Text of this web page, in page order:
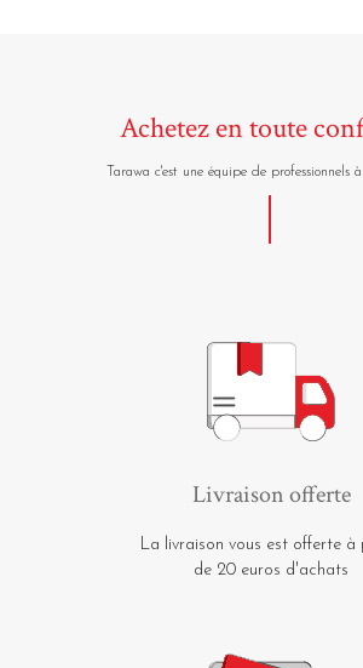
Achetez en toute
Tarawa c'est une équipe de professionnels
Livraison offerte
La livraison vous est offerte à
de 20 euros d'achats